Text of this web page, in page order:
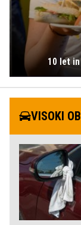
10 let
VISOKI